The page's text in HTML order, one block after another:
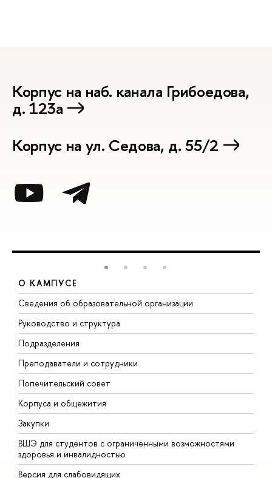
Корпус на наб. канала Грибоедова,
д. 123а
Корпус на ул. Седова, д. 55/2
О КАМПУСЕ
Сведения об образовательной организации
Руководство и структура
Подразделения
Преподаватели и сотрудники
Попечительский совет
Корпуса и общежития
Закупки
ВШЭ для студентов с ограниченными возможностями
здоровья и инвалидностью
Версия для слабовидящих